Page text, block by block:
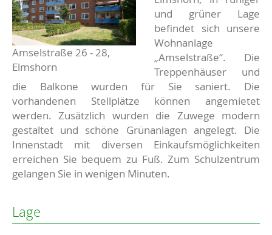
Amselstraße 26 - 28,
Elmshorn
und grüner Lage
befindet sich unsere
Wohnanlage
„Amselstraße“. Die
Treppenhäuser und
die Balkone wurden für Sie saniert. Die
vorhandenen Stellplätze können angemietet
werden. Zusätzlich wurden die Zuwege modern
gestaltet und schöne Grünanlagen angelegt. Die
Innenstadt mit diversen Einkaufsmöglichkeiten
erreichen Sie bequem zu Fuß. Zum Schulzentrum
gelangen Sie in wenigen Minuten.
Lage